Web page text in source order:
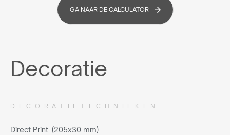
GA NAAR DE CALCULATOR
Decoratie
DECORATIETECHNIEKEN
Direct Print (205x30 mm)